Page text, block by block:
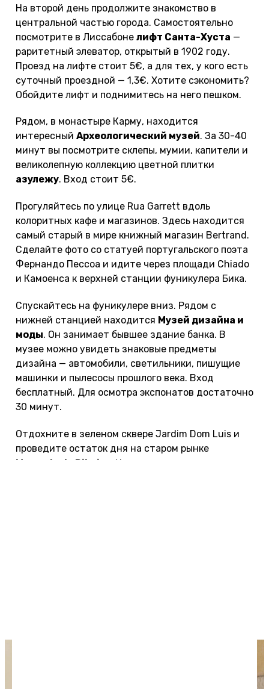
На второй день продолжите знакомство в
центральной частью города. Самостоятельно
посмотрите в Лиссабоне лифт Санта-Хуста —
раритетный элеватор, открытый в 1902 году.
Проезд на лифте стоит 5€, а для тех, у кого есть
суточный проездной — 1,3€. Хотите сэкономить?
Обойдите лифт и поднимитесь на него пешком.
Рядом, в монастыре Карму, находится
интересный Археологический музей. За 30-40
минут вы посмотрите склепы, мумии, капители и
великолепную коллекцию цветной плитки
азулежу. Вход стоит 5€.
Прогуляйтесь по улице Rua Garrett вдоль
колоритных кафе и магазинов. Здесь находится
самый старый в мире книжный магазин Bertrand.
Сделайте фото со статуей португальского поэта
Фернандо Пессоа и идите через площади Chiado
и Камоенса к верхней станции фуникулера Бика.
Спускайтесь на фуникулере вниз. Рядом с
нижней станцией находится Музей дизайна и
моды. Он занимает бывшее здание банка. В
музее можно увидеть знаковые предметы
дизайна — автомобили, светильники, пишущие
машинки и пылесосы прошлого века. Вход
бесплатный. Для осмотра экспонатов достаточно
30 минут.
Отдохните в зеленом сквере Jardim Dom Luis и
проведите остаток дня на старом рынке
Mercado da Ribeira
. На первом этаже рынка